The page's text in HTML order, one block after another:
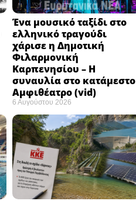
Ένα μουσικό ταξίδι στο
ελληνικό τραγούδι
χάρισε η Δημοτική
Φιλαρμονική
Καρπενησίου – Η
συναυλία στο κατάμεστο
Αμφιθέατρο (vid)
6 Αυγούστου 2026